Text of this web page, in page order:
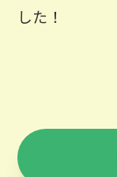
した！